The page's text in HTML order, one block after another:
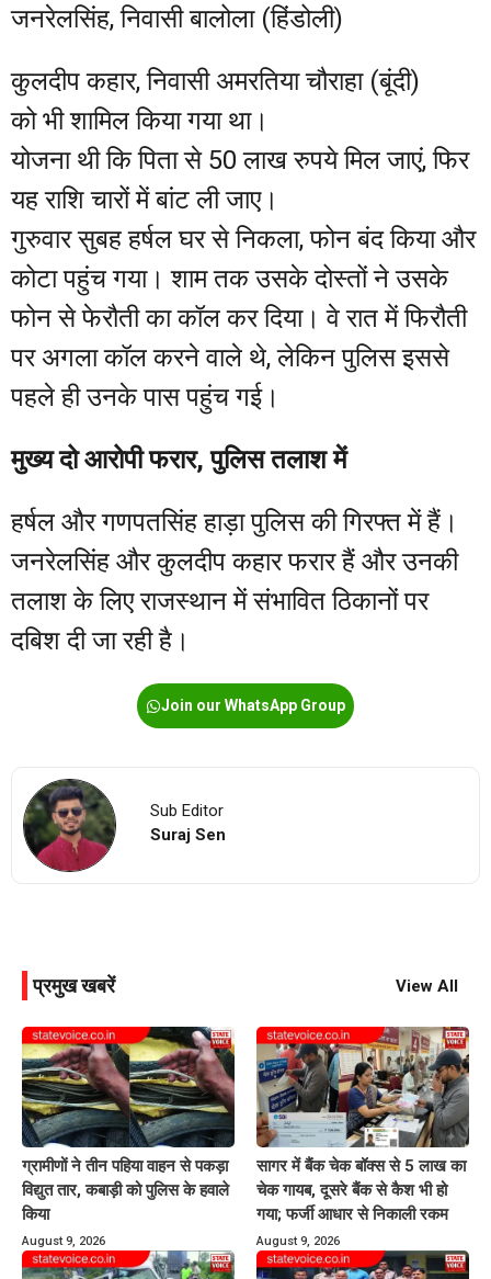
जनरेलसिंह, निवासी बालोला (हिंडोली)
कुलदीप कहार, निवासी अमरतिया चौराहा (बूंदी)
को भी शामिल किया गया था।
योजना थी कि पिता से 50 लाख रुपये मिल जाएं, फिर
यह राशि चारों में बांट ली जाए।
गुरुवार सुबह हर्षल घर से निकला, फोन बंद किया और
कोटा पहुंच गया। शाम तक उसके दोस्तों ने उसके
फोन से फेरौती का कॉल कर दिया। वे रात में फिरौती
पर अगला कॉल करने वाले थे, लेकिन पुलिस इससे
पहले ही उनके पास पहुंच गई।
मुख्य दो आरोपी फरार, पुलिस तलाश में
हर्षल और गणपतसिंह हाड़ा पुलिस की गिरफ्त में हैं।
जनरेलसिंह और कुलदीप कहार फरार हैं और उनकी
तलाश के लिए राजस्थान में संभावित ठिकानों पर
दबिश दी जा रही है।
Join our WhatsApp Group
Sub Editor
Suraj Sen
प्रमुख खबरें View All
ग्रामीणों ने तीन पहिया वाहन से पकड़ा
विद्युत तार, कबाड़ी को पुलिस के हवाले
किया
August 9, 2026
सागर में बैंक चेक बॉक्स से 5 लाख का
चेक गायब, दूसरे बैंक से कैश भी हो
गया; फर्जी आधार से निकाली रकम
August 9, 2026